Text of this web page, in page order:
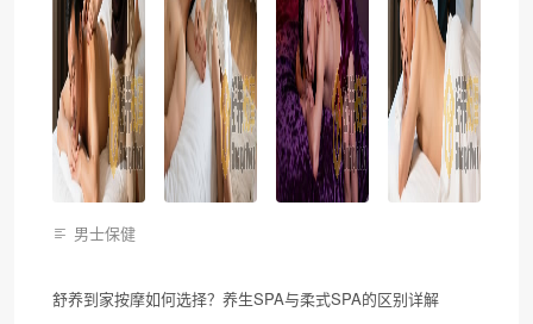
男士保健
舒养到家按摩如何选择？养生SPA与柔式SPA的区别详解